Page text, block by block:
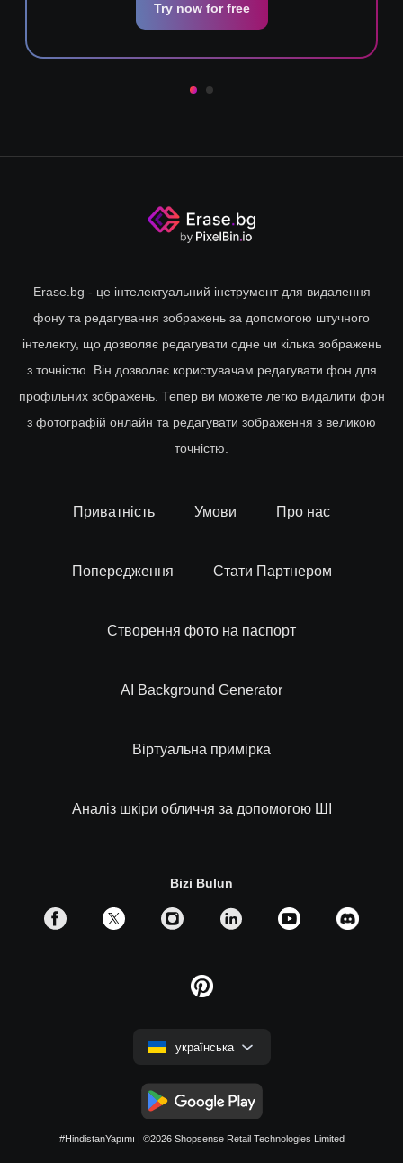
Try now for free
Erase.bg - це інтелектуальний інструмент для видалення
фону та редагування зображень за допомогою штучного
інтелекту, що дозволяє редагувати одне чи кілька зображень
з точністю. Він дозволяє користувачам редагувати фон для
профільних зображень. Тепер ви можете легко видалити фон
з фотографій онлайн та редагувати зображення з великою
точністю.
Приватність Умови Про нас
Попередження Стати Партнером
Створення фото на паспорт
AI Background Generator
Віртуальна примірка
Аналіз шкіри обличчя за допомогою ШІ
Bizi Bulun
українська
#HindistanYapımı | ©2026 Shopsense Retail Technologies Limited